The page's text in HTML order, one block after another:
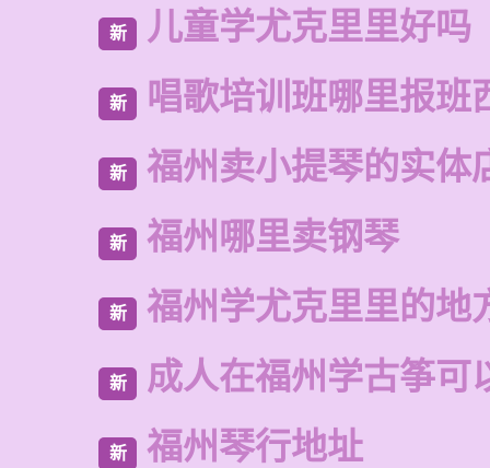
新 儿童学尤克里里好吗
新 唱歌培训班哪里报班
新 福州卖小提琴的实体
新 福州哪里卖钢琴
新 福州学尤克里里的地
新 成人在福州学古筝可
新 福州琴行地址